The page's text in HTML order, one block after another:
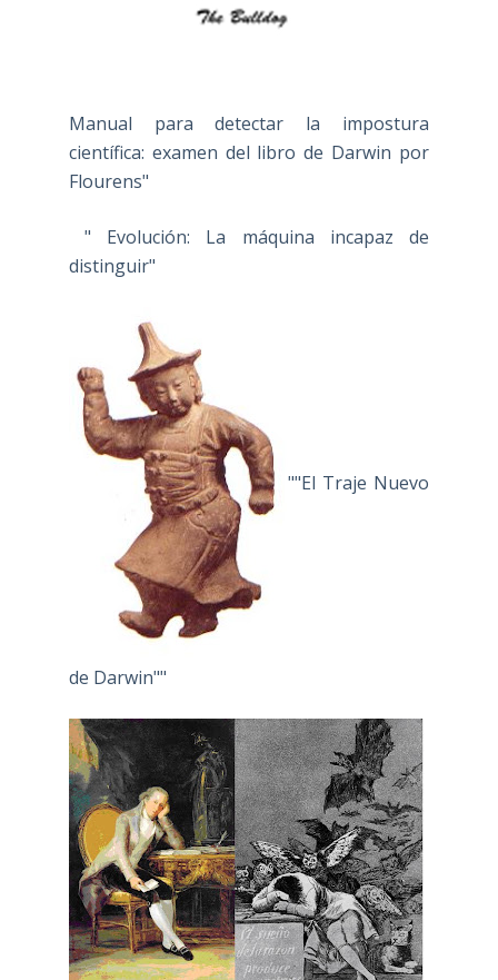
Manual para detectar la impostura
científica: examen del libro de Darwin por
Flourens"
" Evolución: La máquina incapaz de
distinguir"
""El Traje Nuevo
de Darwin""